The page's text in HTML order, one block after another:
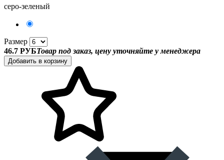
серо-зеленый
Размер
46.7 РУБТовар под заказ, цену уточняйте у менеджера
Добавить в корзину